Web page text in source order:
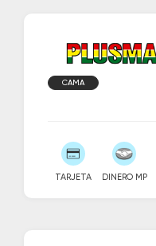
CAMA
TARJETA DINERO MP